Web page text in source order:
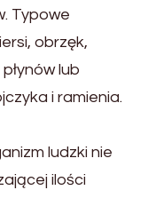
Typowe
obrzęk,
lub
i ramienia.
ludzki nie
ilości